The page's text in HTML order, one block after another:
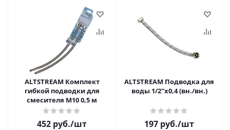
ALTSTREAM Комплект
гибкой подводки для
смесителя М10 0,5 м
452 руб./шт
ALTSTREAM Подводка для
воды 1/2"x0,4 (вн./вн.)
197 руб./шт